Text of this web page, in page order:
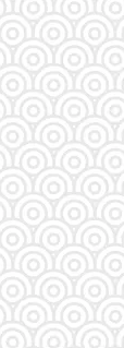
personas
días para
Nos
de
para
Hemos
los más
platillos
1999